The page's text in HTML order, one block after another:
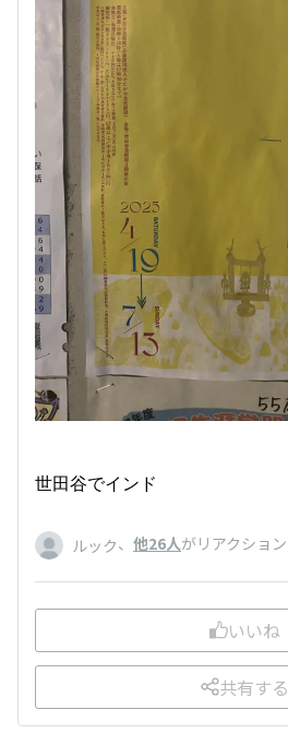
世田谷でインド
ルック、 他26人がリアクション
いいね
共有する